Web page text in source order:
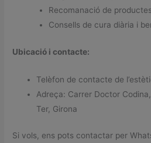
Recomanació de
Consells de cura diària i
Ubicació i contacte:
Telèfon de contacte de
Adreça: Carrer Doctor
Ter, Girona
Si vols, ens pots contactar per